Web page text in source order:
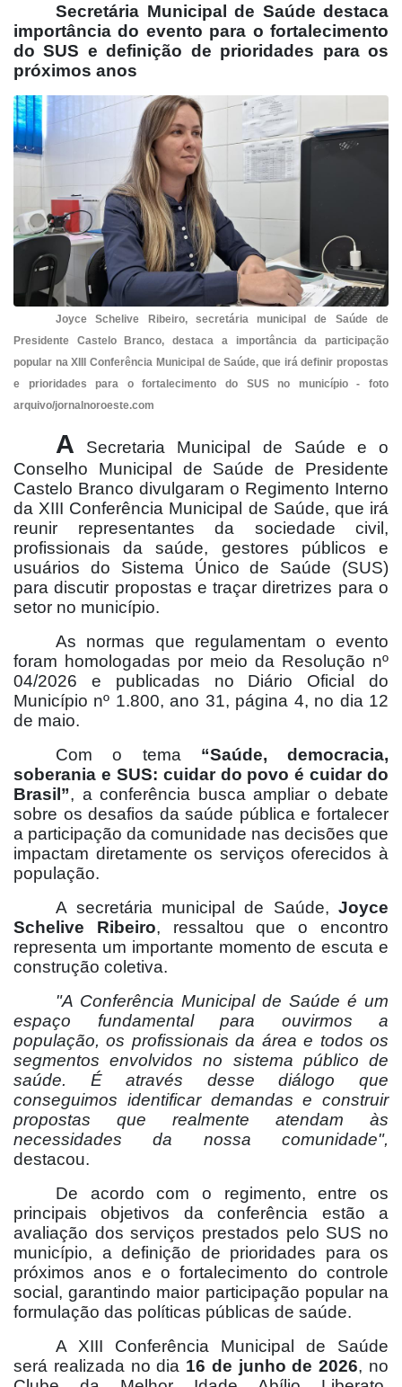
Secretária Municipal de Saúde destaca
importância do evento para o fortalecimento
do SUS e definição de prioridades para os
próximos anos
Joyce Schelive Ribeiro, secretária municipal de Saúde de
Presidente Castelo Branco, destaca a importância da participação
popular na XIII Conferência Municipal de Saúde, que irá definir propostas
e prioridades para o fortalecimento do SUS no município - foto
arquivo/jornalnoroeste.com
A Secretaria Municipal de Saúde e o
Conselho Municipal de Saúde de Presidente
Castelo Branco divulgaram o Regimento Interno
da XIII Conferência Municipal de Saúde, que irá
reunir representantes da sociedade civil,
profissionais da saúde, gestores públicos e
usuários do Sistema Único de Saúde (SUS)
para discutir propostas e traçar diretrizes para o
setor no município.
As normas que regulamentam o evento
foram homologadas por meio da Resolução nº
04/2026 e publicadas no Diário Oficial do
Município nº 1.800, ano 31, página 4, no dia 12
de maio.
Com o tema “Saúde, democracia,
soberania e SUS: cuidar do povo é cuidar do
Brasil”, a conferência busca ampliar o debate
sobre os desafios da saúde pública e fortalecer
a participação da comunidade nas decisões que
impactam diretamente os serviços oferecidos à
população.
A secretária municipal de Saúde, Joyce
Schelive Ribeiro, ressaltou que o encontro
representa um importante momento de escuta e
construção coletiva.
"A Conferência Municipal de Saúde é um
espaço fundamental para ouvirmos a
população, os profissionais da área e todos os
segmentos envolvidos no sistema público de
saúde. É através desse diálogo que
conseguimos identificar demandas e construir
propostas que realmente atendam às
necessidades da nossa comunidade",
destacou.
De acordo com o regimento, entre os
principais objetivos da conferência estão a
avaliação dos serviços prestados pelo SUS no
município, a definição de prioridades para os
próximos anos e o fortalecimento do controle
social, garantindo maior participação popular na
formulação das políticas públicas de saúde.
A XIII Conferência Municipal de Saúde
será realizada no dia 16 de junho de 2026, no